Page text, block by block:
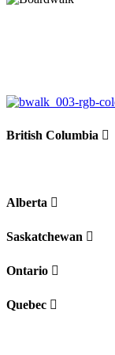
British Columbia
Alberta
Saskatchewan
Ontario
Quebec